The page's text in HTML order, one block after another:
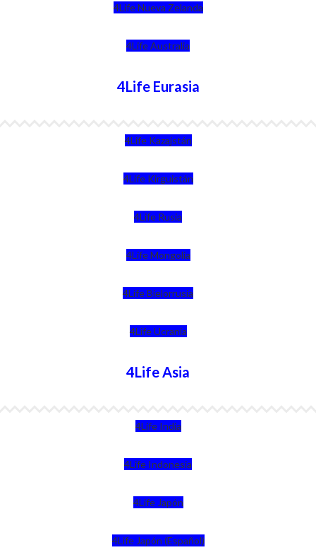
4Life Nueva Zelanda
4Life Australia
4Life Eurasia
4Life Kazajstán
4Life Kirguistán
4Life Rusia
4Life Mongolia
4Life Bielorrusia
4Life Ucrania
4Life Asia
4Life India
4Life Indonesia
4Life Japón
4Life Japón (Español)